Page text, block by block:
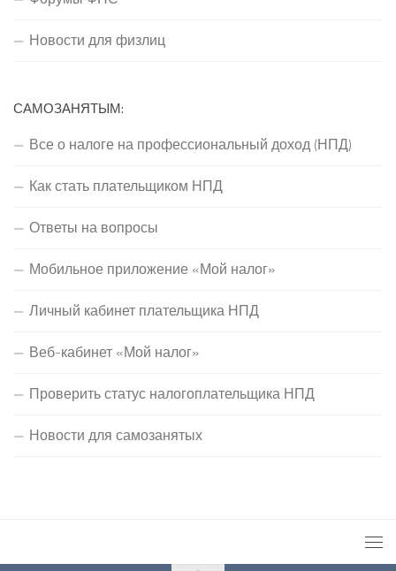
Новости для физлиц
САМОЗАНЯТЫМ:
Все о налоге на профессиональный доход (НПД)
Как стать плательщиком НПД
Ответы на вопросы
Мобильное приложение «Мой налог»
Личный кабинет плательщика НПД
Веб-кабинет «Мой налог»
Проверить статус налогоплательщика НПД
Новости для самозанятых